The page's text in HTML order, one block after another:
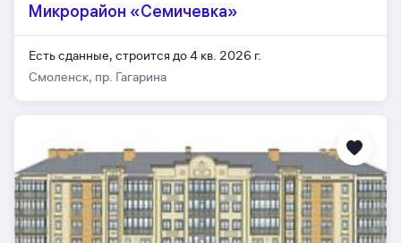
Микрорайон «Семичевка»
Есть сданные, строится до 4 кв. 2026 г.
Смоленск, пр. Гагарина